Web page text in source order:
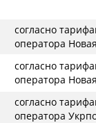
согласно
оператора
согласно
оператора
согласно
оператора